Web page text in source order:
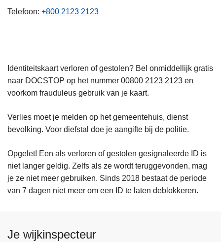
Telefoon +800 2123 2123
Identiteitskaart verloren of gestolen? Bel onmiddellijk gratis
naar DOCSTOP op het nummer 00800 2123 2123 en
voorkom frauduleus gebruik van je kaart.
Verlies moet je melden op het gemeentehuis, dienst
bevolking. Voor diefstal doe je aangifte bij de politie.
Opgelet! Een als verloren of gestolen gesignaleerde ID is
niet langer geldig. Zelfs als ze wordt teruggevonden, mag
je ze niet meer gebruiken. Sinds 2018 bestaat de periode
van 7 dagen niet meer om een ID te laten deblokkeren.
Je wijkinspecteur